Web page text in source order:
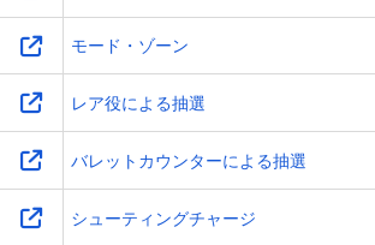
モード・ゾーン
レア役による抽選
バレットカウンターによる抽選
シューティングチャージ